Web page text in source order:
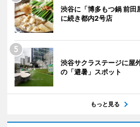
渋谷に「博多もつ鍋 前
に続き都内2号店
渋谷サクラステージに屋
の「避暑」スポット
もっと見る